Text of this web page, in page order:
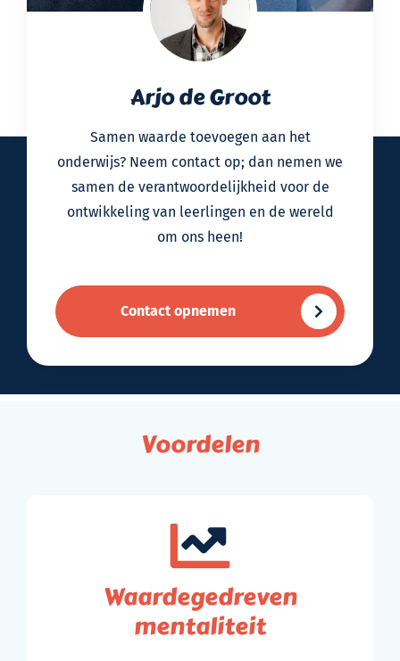
Arjo de Groot
Samen waarde toevoegen aan het
onderwijs? Neem contact op; dan nemen we
samen de verantwoordelijkheid voor de
ontwikkeling van leerlingen en de wereld
om ons heen!
Contact opnemen
Voordelen
Waardegedreven
mentaliteit